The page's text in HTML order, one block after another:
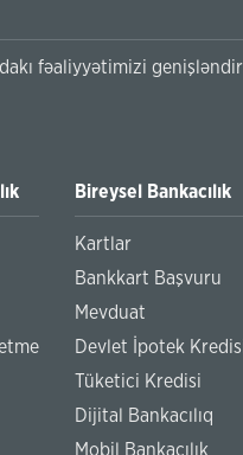
fəaliyyətimizi
Bireysel Bankacılık
Kartlar
Bankkart Başvuru
Mevduat
Devlet İpotek
Tüketici Kredisi
Dijital Bankacılıq
Mobil Bankacılık